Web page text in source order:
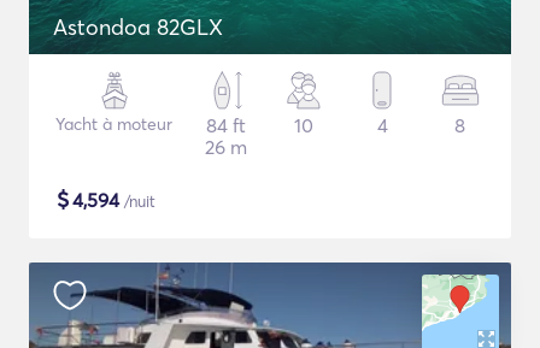
Astondoa 82GLX
Yacht à moteur
84 ft
26 m
10 4 8
$4,594/nuit